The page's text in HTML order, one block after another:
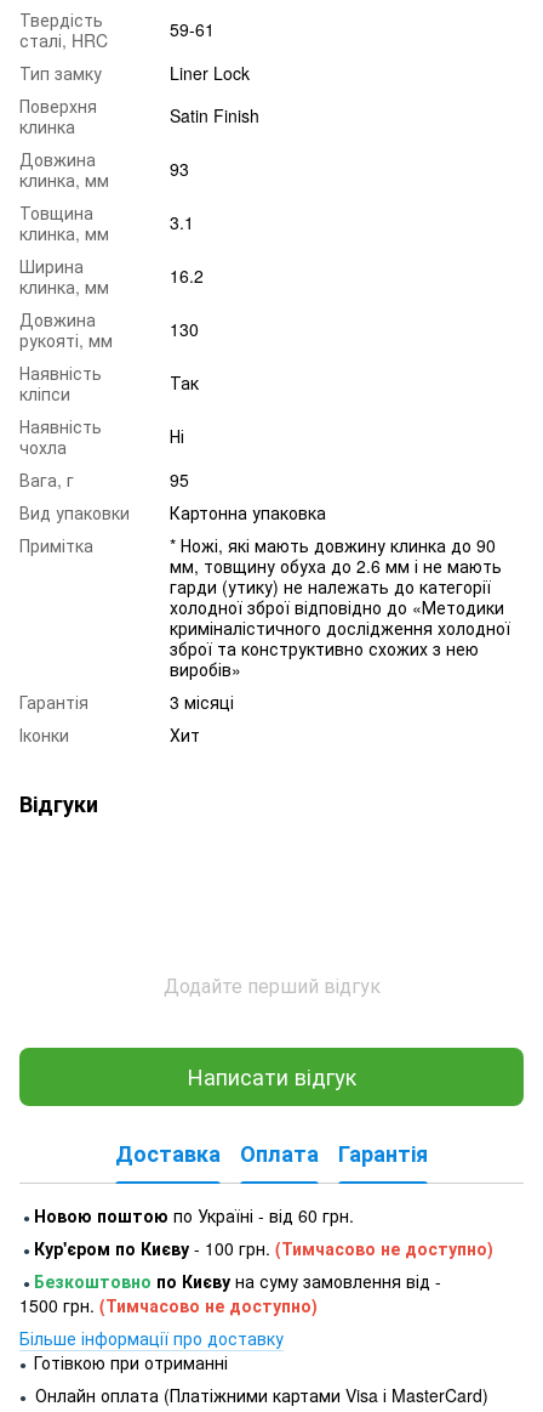
Твердість
сталі, HRC
59-61
Тип замку
Liner Lock
Поверхня
клинка
Satin Finish
Довжина
клинка, мм
93
Товщина
клинка, мм
3.1
Ширина
клинка, мм
16.2
Довжина
рукояті, мм
130
Наявність
кліпси
Так
Наявність
чохла
Ні
Вага, г
95
Вид упаковки
Картонна упаковка
Примітка
* Ножі, які мають довжину клинка до 90
мм, товщину обуха до 2.6 мм і не мають
гарди (утику) не належать до категорії
холодної зброї відповідно до «Методики
криміналістичного дослідження холодної
зброї та конструктивно схожих з нею
виробів»
Гарантія
3 місяці
Іконки
Хит
Відгуки
Додайте перший відгук
Написати відгук
Доставка Оплата Гарантія
● Новою поштою по Україні - від 60 грн.
● Кур'єром по Києву - 100 грн. (Тимчасово не доступно)
● Безкоштовно по Києву на суму замовлення від -
1500 грн. (Тимчасово не доступно)
Більше інформації про доставку
● Готівкою при отриманні
● Онлайн оплата (Платіжними картами Visa і MasterCard)